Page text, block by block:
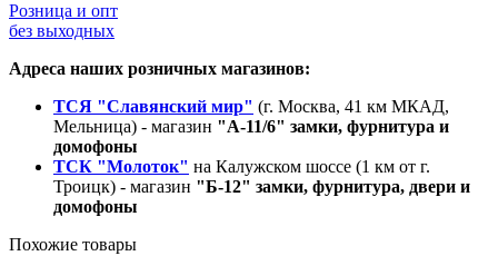
Розница и опт
без выходных
Адреса наших розничных магазинов:
ТСЯ "Славянский мир" (г. Москва, 41 км МКАД,
Мельница) - магазин "А-11/6" замки, фурнитура и
домофоны
ТСК "Молоток" на Калужском шоссе (1 км от г.
Троицк) - магазин "Б-12" замки, фурнитура, двери и
домофоны
Похожие товары